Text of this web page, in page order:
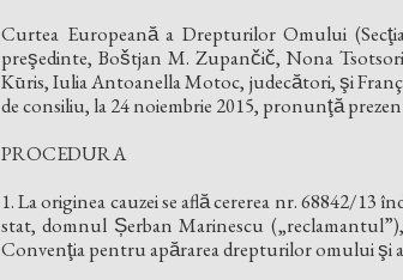
Curtea Europeană a Drepturilor Omului
preşedinte, Boštjan M. Zupančič, Nona
Kūris, Iulia Antoanella Motoc, judecători, şi
de consiliu, la 24 noiembrie 2015, pronunţă
PROCEDURA
1. La originea cauzei se află cererea nr. 68842/
stat, domnul Șerban Marinescu
Convenţia pentru apărarea drepturilor omului şi